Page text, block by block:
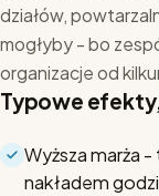
działów,
mogłyby - bo
organizacje od
Typowe
Wyższa marża
nakładem